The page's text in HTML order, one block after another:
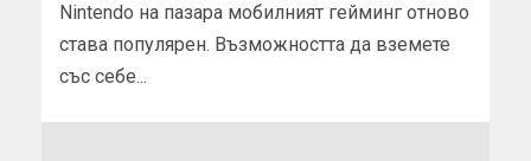
Nintendo на пазара мобилният гейминг отново
става популярен. Възможността да вземете
със себе...